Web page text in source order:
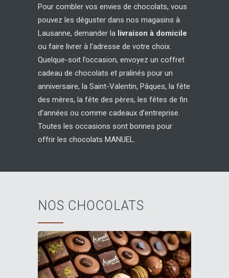
Pour combler vos envies de chocolats, vous
pouvez les déguster dans nos magasins à
Lausanne, demander la livraison à domicile
ou faire livrer à l’adresse de votre choix.
Quelque-soit l’occasion, envoyez un coffret
cadeau de chocolats et pralinés pour un
anniversaire, la Saint-Valentin, Pâques, la fête
des mères, la fête des pères, les fêtes de fin
d’années ou comme cadeaux d’entreprise.
Toutes les occasions sont bonnes pour
offrir les chocolats MANUEL.
NOS CHOCOLATS